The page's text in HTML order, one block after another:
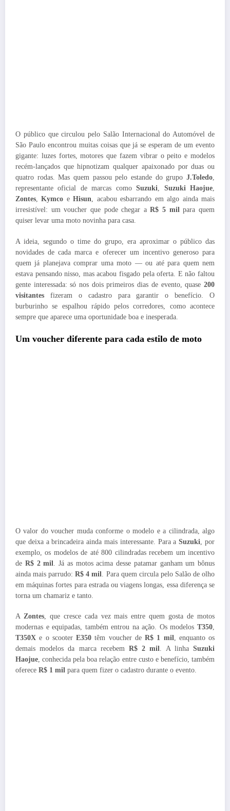
O público que circulou pelo Salão Internacional do Automóvel de
São Paulo encontrou muitas coisas que já se esperam de um evento
gigante: luzes fortes, motores que fazem vibrar o peito e modelos
recém-lançados que hipnotizam qualquer apaixonado por duas ou
quatro rodas. Mas quem passou pelo estande do grupo J.Toledo,
representante oficial de marcas comoSuzuki, Suzuki Haojue,
Zontes,Kymco eHisun, acabou esbarrando em algo ainda mais
irresistível: um voucher que pode chegar aR$ 5 milpara quem
quiser levar uma moto novinha para casa.
A ideia, segundo o time do grupo, era aproximar o público das
novidades de cada marca e oferecer um incentivo generoso para
quem já planejava comprar uma moto — ou até para quem nem
estava pensando nisso, mas acabou fisgado pela oferta. E não faltou
gente interessada: só nos dois primeiros dias de evento, quase 200
visitantes fizeram o cadastro para garantir o benefício. O
burburinho se espalhou rápido pelos corredores, como acontece
sempre que aparece uma oportunidade boa e inesperada.
Um voucher diferente para cada estilo de moto
O valor do voucher muda conforme o modelo e a cilindrada, algo
que deixa a brincadeira ainda mais interessante. Para aSuzuki, por
exemplo, os modelos de até 800 cilindradas recebem um incentivo
de R$ 2 mil. Já as motos acima desse patamar ganham um bônus
ainda mais parrudo:R$ 4 mil. Para quem circula pelo Salão de olho
em máquinas fortes para estrada ou viagens longas, essa diferença se
torna um chamariz e tanto.
A Zontes, que cresce cada vez mais entre quem gosta de motos
modernas e equipadas, também entrou na ação. Os modelos T350,
T350X e o scooter E350 têm voucher de R$ 1 mil, enquanto os
demais modelos da marca recebem R$ 2 mil. A linhaSuzuki
Haojue, conhecida pela boa relação entre custo e benefício, também
oferece R$ 1 mil para quem fizer o cadastro durante o evento.